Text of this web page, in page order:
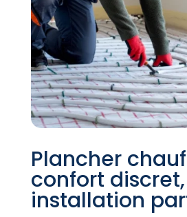
Plancher
confort discret,
installation